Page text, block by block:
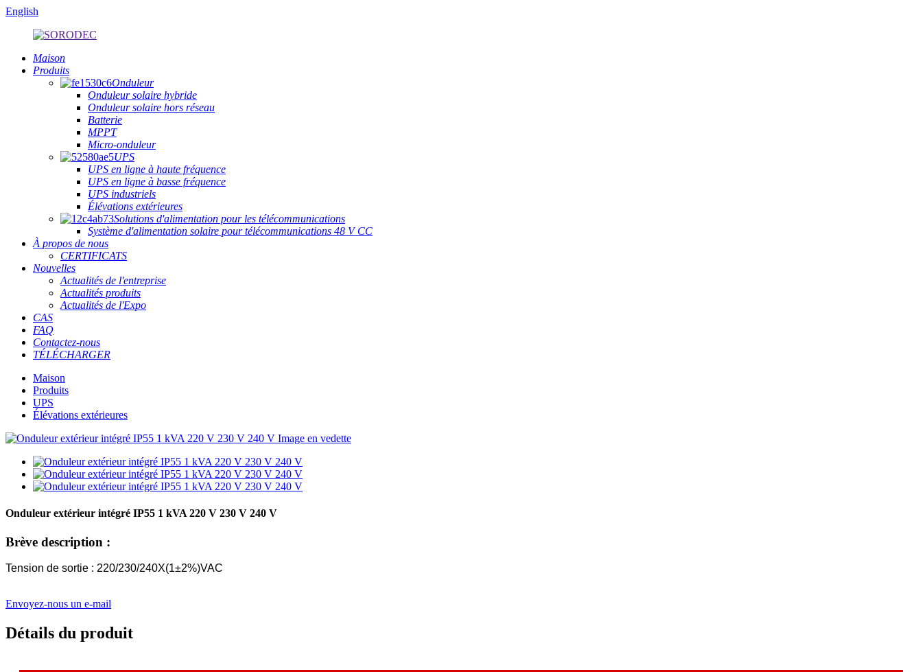
English
Maison
Produits
Onduleur
Onduleur solaire hybride
Onduleur solaire hors réseau
Batterie
MPPT
Micro-onduleur
UPS
UPS en ligne à haute fréquence
UPS en ligne à basse fréquence
UPS industriels
Élévations extérieures
Solutions d'alimentation pour les télécommunications
Système d'alimentation solaire pour télécommunications 48 V CC
À propos de nous
CERTIFICATS
Nouvelles
Actualités de l'entreprise
Actualités produits
Actualités de l'Expo
CAS
FAQ
Contactez-nous
TÉLÉCHARGER
Maison
Produits
UPS
Élévations extérieures
Onduleur extérieur intégré IP55 1 kVA 220 V 230 V 240 V
Brève description :
Tension de sortie : 220/230/240X(1±2%)VAC
Envoyez-nous un e-mail
Détails du produit